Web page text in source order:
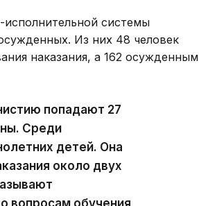
системы
Из них 48 человек
наказания, а 162 осужденным
попадают 27
Среди
детей. Она
около двух